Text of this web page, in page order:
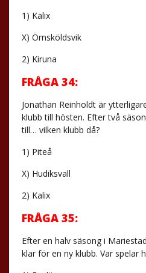
1) Kalix
X) Örnsköldsvik
2) Kiruna
FRÅGA 34:
Jonathan Reinholdt är
klubb till hösten. Efter två
till… vilken klubb då?
1) Piteå
X) Hudiksvall
2) Kalix
FRÅGA 35:
Efter en halv säsong i
klar för en ny klubb. Var spelar